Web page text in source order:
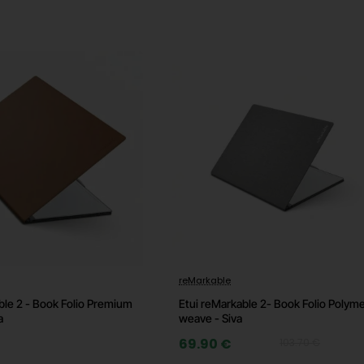
proizvođača)
2 - Book Folio Premium
-33%
reMarkable
Etui reMarkable 2- Book Folio
weave - Siva
69.90 €